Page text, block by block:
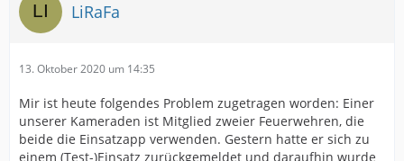
LiRaFa
13. Oktober 2020 um 14:35
Mir ist heute folgendes Problem zugetragen worden: Einer
unserer Kameraden ist Mitglied zweier Feuerwehren, die
beide die Einsatzapp verwenden. Gestern hatte er sich zu
einem (Test-)Einsatz zurückgemeldet und daraufhin wurde